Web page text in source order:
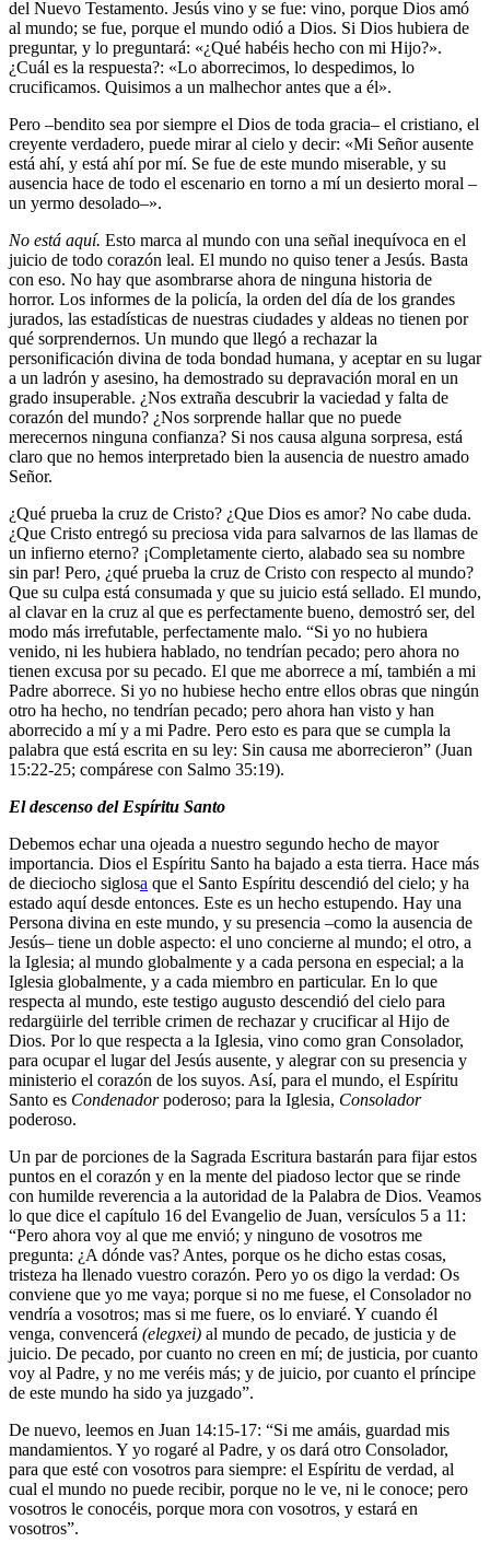
del Nuevo Testamento. Jesús vino y se fue: vino, porque Dios amó
al mundo; se fue, porque el mundo odió a Dios. Si Dios hubiera de
preguntar, y lo preguntará: «¿Qué habéis hecho con mi Hijo?».
¿Cuál es la respuesta?: «Lo aborrecimos, lo despedimos, lo
crucificamos. Quisimos a un malhechor antes que a él».
Pero –bendito sea por siempre el Dios de toda gracia– el cristiano, el
creyente verdadero, puede mirar al cielo y decir: «Mi Señor ausente
está ahí, y está ahí por mí. Se fue de este mundo miserable, y su
ausencia hace de todo el escenario en torno a mí un desierto moral –
un yermo desolado–».
No está aquí. Esto marca al mundo con una señal inequívoca en el
juicio de todo corazón leal. El mundo no quiso tener a Jesús. Basta
con eso. No hay que asombrarse ahora de ninguna historia de
horror. Los informes de la policía, la orden del día de los grandes
jurados, las estadísticas de nuestras ciudades y aldeas no tienen por
qué sorprendernos. Un mundo que llegó a rechazar la
personificación divina de toda bondad humana, y aceptar en su lugar
a un ladrón y asesino, ha demostrado su depravación moral en un
grado insuperable. ¿Nos extraña descubrir la vaciedad y falta de
corazón del mundo? ¿Nos sorprende hallar que no puede
merecernos ninguna confianza? Si nos causa alguna sorpresa, está
claro que no hemos interpretado bien la ausencia de nuestro amado
Señor.
¿Qué prueba la cruz de Cristo? ¿Que Dios es amor? No cabe duda.
¿Que Cristo entregó su preciosa vida para salvarnos de las llamas de
un infierno eterno? ¡Completamente cierto, alabado sea su nombre
sin par! Pero, ¿qué prueba la cruz de Cristo con respecto al mundo?
Que su culpa está consumada y que su juicio está sellado. El mundo,
al clavar en la cruz al que es perfectamente bueno, demostró ser, del
modo más irrefutable, perfectamente malo. “Si yo no hubiera
venido, ni les hubiera hablado, no tendrían pecado; pero ahora no
tienen excusa por su pecado. El que me aborrece a mí, también a mi
Padre aborrece. Si yo no hubiese hecho entre ellos obras que ningún
otro ha hecho, no tendrían pecado; pero ahora han visto y han
aborrecido a mí y a mi Padre. Pero esto es para que se cumpla la
palabra que está escrita en su ley: Sin causa me aborrecieron” (Juan
15:22-25; compárese con Salmo 35:19).
El descenso del Espíritu Santo
Debemos echar una ojeada a nuestro segundo hecho de mayor
importancia. Dios el Espíritu Santo ha bajado a esta tierra. Hace más
de dieciocho siglosa que el Santo Espíritu descendió del cielo; y ha
estado aquí desde entonces. Este es un hecho estupendo. Hay una
Persona divina en este mundo, y su presencia –como la ausencia de
Jesús– tiene un doble aspecto: el uno concierne al mundo; el otro, a
la Iglesia; al mundo globalmente y a cada persona en especial; a la
Iglesia globalmente, y a cada miembro en particular. En lo que
respecta al mundo, este testigo augusto descendió del cielo para
redargüirle del terrible crimen de rechazar y crucificar al Hijo de
Dios. Por lo que respecta a la Iglesia, vino como gran Consolador,
para ocupar el lugar del Jesús ausente, y alegrar con su presencia y
ministerio el corazón de los suyos. Así, para el mundo, el Espíritu
Santo es Condenadorpoderoso; para la Iglesia, Consolador
poderoso.
Un par de porciones de la Sagrada Escritura bastarán para fijar estos
puntos en el corazón y en la mente del piadoso lector que se rinde
con humilde reverencia a la autoridad de la Palabra de Dios. Veamos
lo que dice el capítulo 16 del Evangelio de Juan, versículos 5 a 11:
“Pero ahora voy al que me envió; y ninguno de vosotros me
pregunta: ¿A dónde vas? Antes, porque os he dicho estas cosas,
tristeza ha llenado vuestro corazón. Pero yo os digo la verdad: Os
conviene que yo me vaya; porque si no me fuese, el Consolador no
vendría a vosotros; mas si me fuere, os lo enviaré. Y cuando él
venga, convencerá (elegxei) al mundo de pecado, de justicia y de
juicio. De pecado, por cuanto no creen en mí; de justicia, por cuanto
voy al Padre, y no me veréis más; y de juicio, por cuanto el príncipe
de este mundo ha sido ya juzgado”.
De nuevo, leemos en Juan 14:15-17: “Si me amáis, guardad mis
mandamientos. Y yo rogaré al Padre, y os dará otro Consolador,
para que esté con vosotros para siempre: el Espíritu de verdad, al
cual el mundo no puede recibir, porque no le ve, ni le conoce; pero
vosotros le conocéis, porque mora con vosotros, y estará en
vosotros”.